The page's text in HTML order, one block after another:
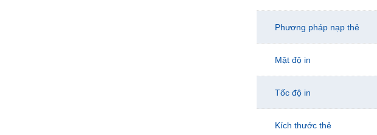
Phương pháp nạp thẻ
Mật độ in
Tốc độ in
Kích thước thẻ